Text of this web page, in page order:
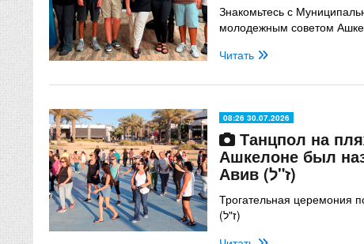
Знакомьтесь с
молодежным советом
Читать
08:26 30.07.2026
Танцпол на
Ашкелоне был
Авив (ז"ל)
Трогательная церемония
(ז"ל)